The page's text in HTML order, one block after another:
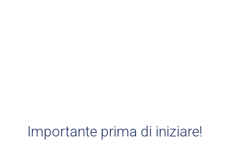
Importante prima di iniziare!